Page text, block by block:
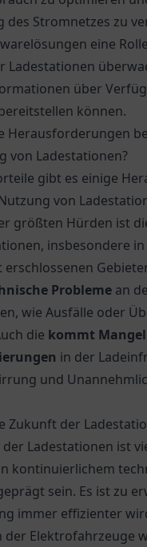
des Stromnetzes zu
eine
Ladestationen
über
können.
Herausforderungen
von Ladestationen?
gibt es einige
von
größten Hürden ist
insbesondere
Probleme an
wie Ausfälle oder
die kommt
in der
und
Zukunft der
Ladestationen ist
kontinuierlichem
sein. Es ist zu
immer effizienter
der Elektrofahrzeuge